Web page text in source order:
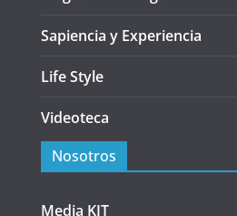
Sapiencia y Experiencia
Life Style
Videoteca
Nosotros
Media KIT